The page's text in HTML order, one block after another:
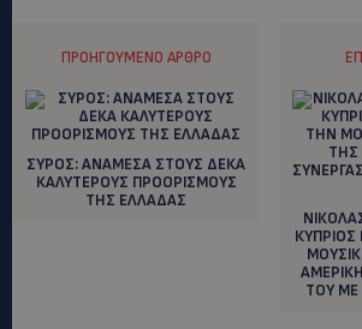
ΠΡΟΗΓΟΎΜΕΝΟ ΆΡΘΡΟ
ΣΥΡΟΣ: ANAMEΣΑ ΣΤΟΥΣ ΔΕΚΑ
ΚΑΛΥΤΕΡΟΥΣ ΠΡΟΟΡΙΣΜΟΥΣ
ΤΗΣ ΕΛΛΑΔΑΣ
ΤΟΥ ΜΕ